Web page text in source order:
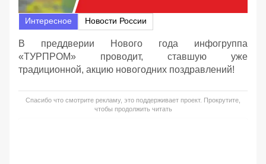
Интересное Новости России
В преддверии Нового года инфогруппа
«ТУРПРОМ» проводит, ставшую уже
традиционной, акцию новогодних поздравлений!
Спасибо что смотрите рекламу, это поддерживает проект. Прокрутите,
чтобы продолжить читать